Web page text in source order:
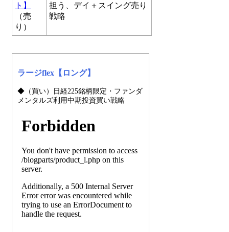
ト】
（売
り）
担う、デイ＋スイング売り
戦略
ラージflex【ロング】
◆（買い）日経225銘柄限定・ファンダ
メンタルズ利用中期投資買い戦略